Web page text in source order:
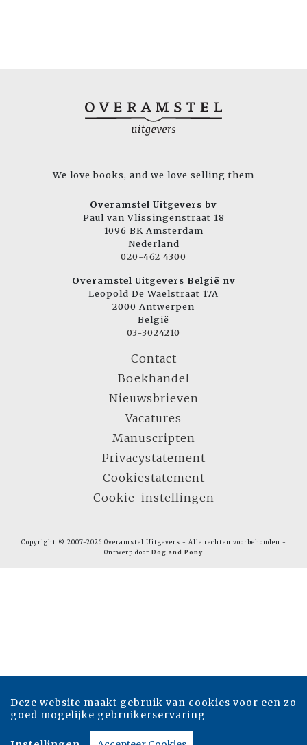
We love books, and we love selling them
Overamstel Uitgevers bv
Paul van Vlissingenstraat 18
1096 BK Amsterdam
Nederland
020-462 4300
Overamstel Uitgevers België nv
Leopold De Waelstraat 17A
2000 Antwerpen
België
03-3024210
Contact
Boekhandel
Nieuwsbrieven
Vacatures
Manuscripten
Privacystatement
Cookiestatement
Cookie-instellingen
Copyright © 2007-2026 Overamstel Uitgevers - Alle rechten voorbehouden -
Ontwerp door Dog and Pony
Deze website maakt gebruik van cookies voor een zo
goed mogelijke gebruikerservaring